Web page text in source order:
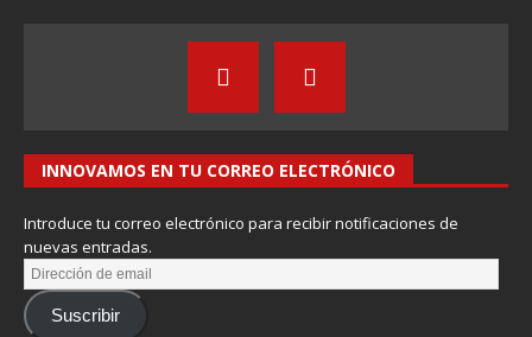
INNOVAMOS EN TU CORREO ELECTRÓNICO
Introduce tu correo electrónico para recibir notificaciones de
nuevas entradas.
Suscribir